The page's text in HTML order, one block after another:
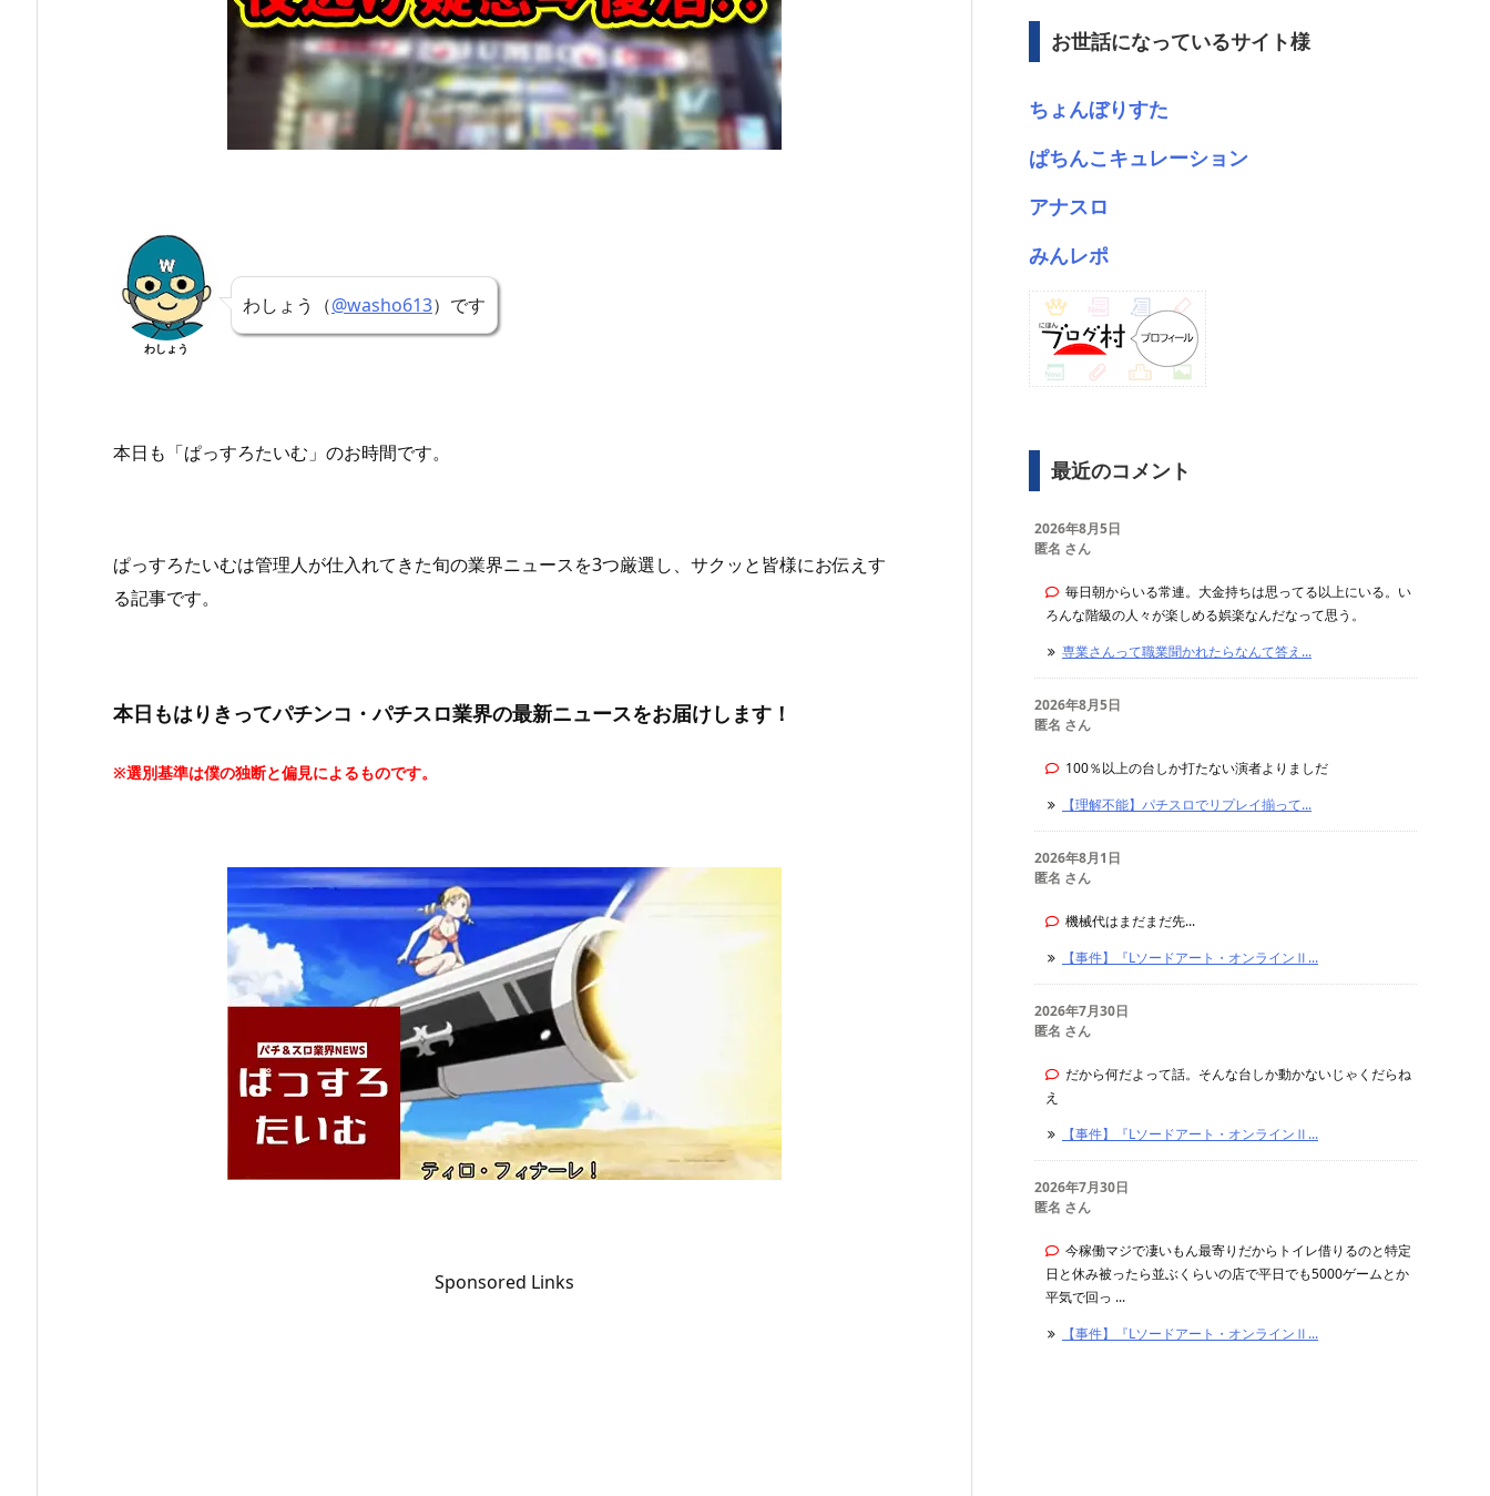
わしょう
わしょう（@washo613）です
本日も「ぱっすろたいむ」 のお時間です。
ぱっすろたいむは管理人が仕入れてきた旬の業界ニュースを3つ厳選し、サクッと皆様にお伝えす
る記事です。
本日もはりきってパチンコ・パチスロ業界の最新ニュースをお届けします！
※選別基準は僕の独断と偏見によるものです。
Sponsored Links
ブ
お世話になっているサイト様
ちょんぼりすた
ぱちんこキュレーション
アナスロ
みんレポ
最近のコメント
2026年8月5日
匿名 さん
毎日朝からいる常連。大金持ちは思ってる以上にいる。い
ろんな階級の人々が楽しめる娯楽なんだなって思う。
専業さんって職業聞かれたらなんて答え...
2026年8月5日
匿名 さん
100％以上の台しか打たない演者よりましだ
【理解不能】パチスロでリプレイ揃って...
2026年8月1日
匿名 さん
機械代はまだまだ先...
【事件】『Lソードアート・オンラインⅡ...
2026年7月30日
匿名 さん
だから何だよって話。そんな台しか動かないじゃくだらね
え
【事件】『Lソードアート・オンラインⅡ...
2026年7月30日
匿名 さん
今稼働マジで凄いもん最寄りだからトイレ借りるのと特定
日と休み被ったら並ぶくらいの店で平日でも5000ゲームとか
平気で回っ ...
【事件】『Lソードアート・オンラインⅡ...